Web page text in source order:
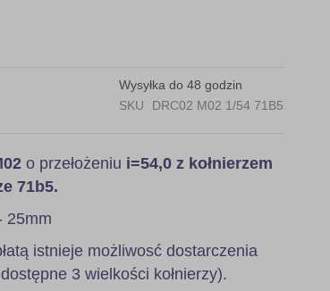
Wysyłka do 48 godzin
SKU
DRC02 M02 1/54 71B5
o przełożeniu i=54,0 z kołnierzem
71b5.
25mm
istnieje możliwosć dostarczenia
3 wielkości kołnierzy).